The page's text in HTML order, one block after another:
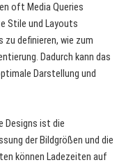
oft Media Queries
Stile und Layouts
zu definieren, wie zum
Dadurch kann das
Darstellung und
Designs ist die
der Bildgrößen und die
können Ladezeiten auf